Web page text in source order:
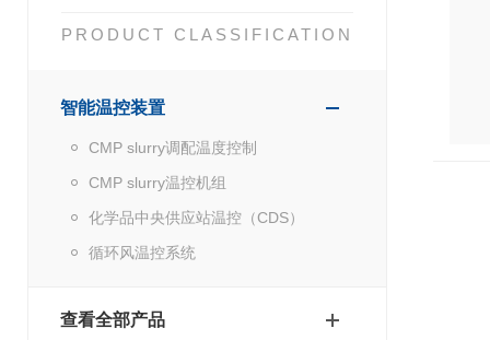
PRODUCT CLASSIFICATION
智能温控装置
CMP slurry调配温度控制
CMP slurry温控机组
化学品中央供应站温控（CDS）
循环风温控系统
查看全部产品